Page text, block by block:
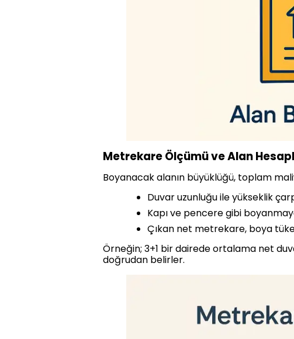
Metrekare Ölçümü ve Alan
Boyanacak alanın büyüklüğü, toplam
Duvar uzunluğu ile yükseklik
Kapı ve pencere gibi
Çıkan net metrekare, boya
Örneğin; 3+1 bir dairede ortalama net
doğrudan belirler.